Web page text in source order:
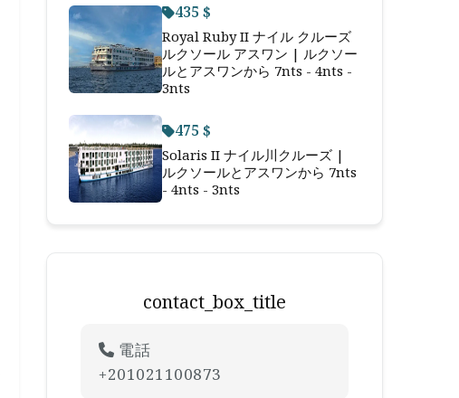
435 $
Royal Ruby II ナイル クルーズ
ルクソール アスワン | ルクソー
ルとアスワンから 7nts - 4nts -
3nts
475 $
Solaris II ナイル川クルーズ |
ルクソールとアスワンから 7nts
- 4nts - 3nts
contact_box_title
電話
+201021100873